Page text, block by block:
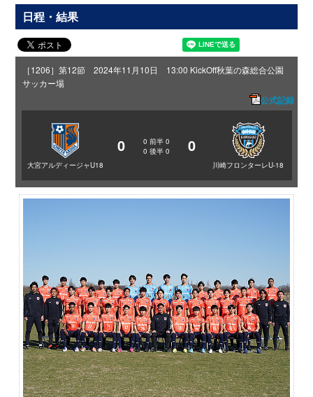
日程・結果
［1206］第12節 2024年11月10日 13:00 KickOff秋葉の森総合公園
サッカー場
公式記録
大宮アルディージャU18
0 0 前半 0
0 後半 0 0
川崎フロンターレU-18